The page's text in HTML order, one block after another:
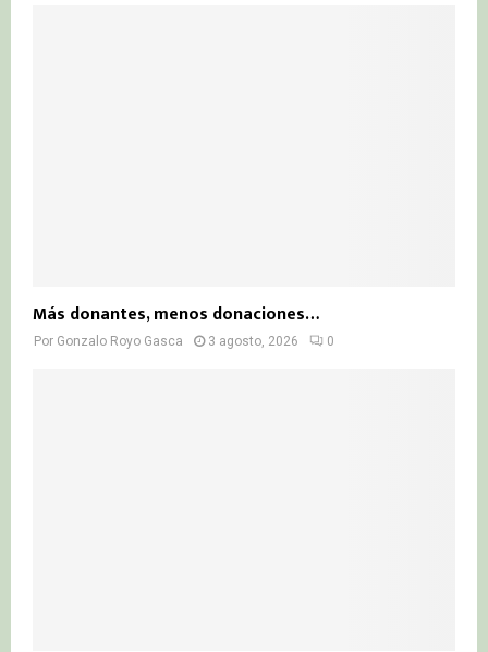
Más donantes, menos donaciones…
Por Gonzalo Royo Gasca 3 agosto, 2026 0